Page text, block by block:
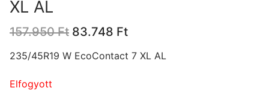
XL AL
157.950Ft Original
was:
83.748 FtCurrent
is:
235/45R19 W EcoContact 7 XL AL
Elfogyott